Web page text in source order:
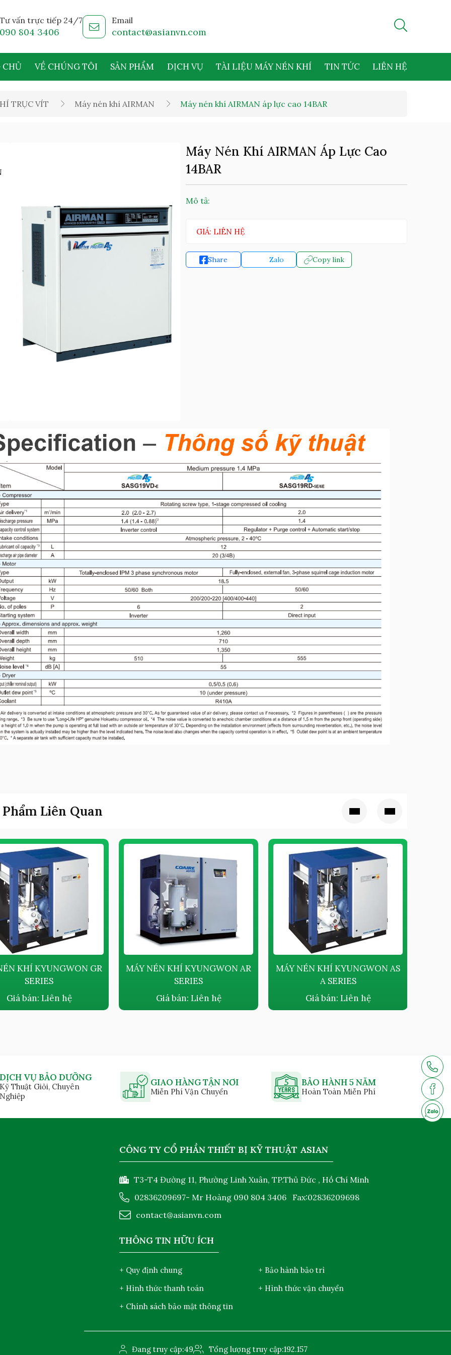
vấn trực tiếp 24/7
804 3406
Email
contact@asianvn.com
CHỦ VỀ CHÚNG TÔI SẢN PHẨM DỊCH VỤ TÀI LIỆU MÁY NÉN KHÍ TIN TỨC LIÊN HỆ
TRỤC VÍT Máy nén khí AIRMAN Máy nén khí AIRMAN áp lực cao 14BAR
Máy Nén Khí AIRMAN Áp Lực Cao
14BAR
Mô tả:
GIÁ: LIÊN HỆ
Share Zalo Copy link
Phẩm Liên Quan
KHÍ KYUNGWON GR
SERIES
Giá bán: Liên hệ
MÁY NÉN KHÍ KYUNGWON AR
SERIES
Giá bán: Liên hệ
MÁY NÉN KHÍ KYUNGWON AS
A SERIES
Giá bán: Liên hệ
DỊCH VỤ BẢO DƯỠNG
Kỹ Thuật Giỏi, Chuyên
Nghiệp
GIAO HÀNG TẬN NƠI
Miễn Phí Vận Chuyển
BẢO HÀNH 5 NĂM
Hoàn Toàn Miễn Phí
CÔNG TY CỔ PHẦN THIẾT BỊ KỸ THUẬT ASIAN
T3-T4 Đường 11, Phường Linh Xuân, TP.Thủ Đức , Hồ Chí Minh
02836209697- Mr Hoàng 090 804 3406
Fax:02836209698
contact@asianvn.com
THÔNG TIN HỮU ÍCH
+ Quy định chung
+ Hình thức thanh toán
+ Chính sách bảo mật thông tin
+ Bảo hành bảo trì
+ Hình thức vận chuyển
Đang truy cập:49 Tổng lượng truy cập:192.157